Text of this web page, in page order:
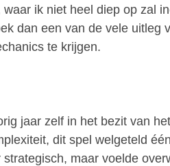
ik niet heel diep op zal
dan een van de vele uitleg
te krijgen.
jaar zelf in het bezit van
dit spel welgeteld
maar voelde